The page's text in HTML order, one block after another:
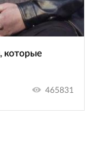
которые
465831